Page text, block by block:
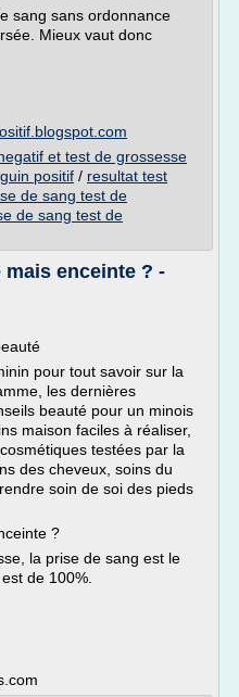
sang sans ordonnance
Mieux vaut donc
et test de grossesse
positif / resultat test
de sang test de
de sang test de
enceinte ? -
pour tout savoir sur la
les dernières
beauté pour un minois
maison faciles à réaliser,
testées par la
des cheveux, soins du
soin de soi des pieds
?
la prise de sang est le
de 100%.